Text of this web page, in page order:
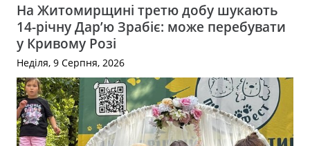
На Житомирщині третю добу шукають
14-річну Дар’ю Зрабіє: може перебувати
у Кривому Розі
Неділя, 9 Серпня, 2026